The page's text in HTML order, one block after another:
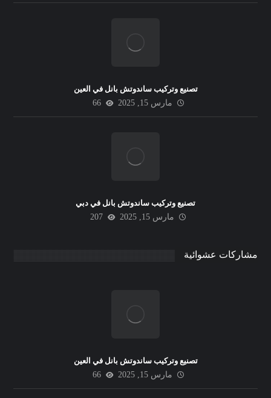
تصنيع وتركيب ساندوتش بانل في العين
مارس 15, 2025
66
تصنيع وتركيب ساندوتش بانل في دبي
مارس 15, 2025
207
مشاركات عشوائية
تصنيع وتركيب ساندوتش بانل في العين
مارس 15, 2025
66